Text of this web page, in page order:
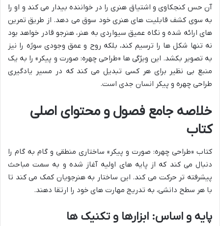
آن حس کنجکاوی و اشتیاق هنری را در خواننده بیدار می کند و او را
به سوی کشف قابلیت های هنری خود سوق می دهد. از طریق تمرین
های ارائه شده و نگاه عمیق سیواردی به هنر، هنرجو قادر خواهد بود
نه تنها شکل ها را ترسیم کند، بلکه روح و عمق وجودی سوژه را نیز
به تصویر بکشد. این ویژگی ها «طراحی چهره: صورت و پیکر» را به یک
منبع بی نظیر برای هر کسی تبدیل می کند که در مسیر یادگیری
طراحی چهره و پیکر انسان جدی است.
خلاصه جامع فصول و محتوای اصلی
کتاب
کتاب «طراحی چهره: صورت و پیکر» ساختاری منطقی و گام به گام را
دنبال می کند که از پایه های اولیه آغاز شده و به سمت مباحث
پیشرفته تر حرکت می کند. این ساختار به هنرجویان کمک می کند تا
با هر سطح دانشی، به تدریج مهارت های خود را ارتقا دهند.
پایه و اساس: ابزارها و تکنیک ها